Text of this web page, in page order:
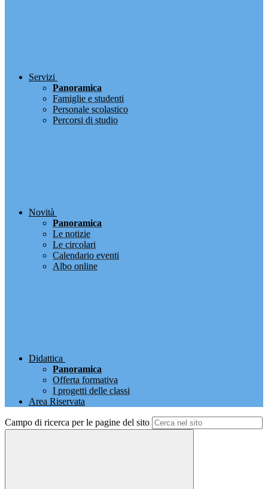
Servizi
Panoramica
Famiglie e studenti
Personale scolastico
Percorsi di studio
Novità
Panoramica
Le notizie
Le circolari
Calendario eventi
Albo online
Didattica
Panoramica
Offerta formativa
I progetti delle classi
Area Riservata
Campo di ricerca per le pagine del sito